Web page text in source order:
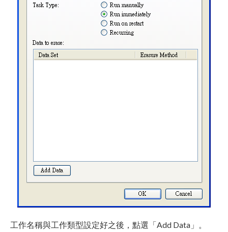
工作名稱與工作類型設定好之後，點選「Add Data」。